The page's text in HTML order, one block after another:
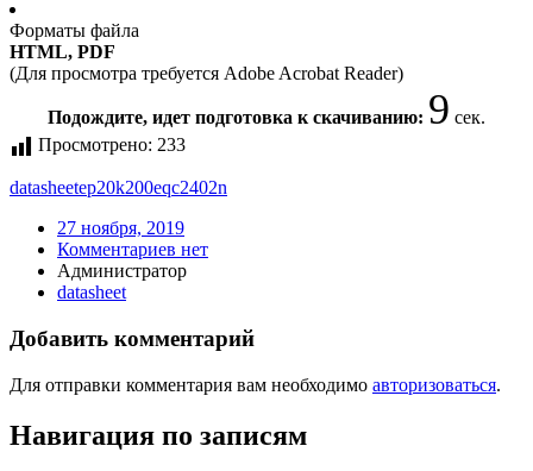
Форматы файла
HTML, PDF
(Для просмотра требуется Adobe Acrobat Reader)
Подождите, идет подготовка к скачиванию: 8 сек.
Просмотрено: 233
datasheetep20k200eqc2402n
27 ноября, 2019
Комментариев нет
Администратор
datasheet
Добавить комментарий
Для отправки комментария вам необходимо авторизоваться.
Навигация по записям